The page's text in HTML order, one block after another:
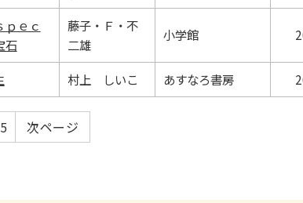
ｐｅｃ
石
藤子・Ｆ・不
二雄
小学館
村上 しいこ あすなろ書房
5
次ページ